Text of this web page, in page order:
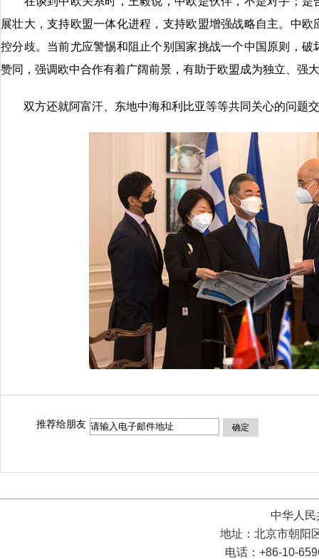
展壮大，支持欧盟一体化进程，支持欧盟增强战略自主。中
控分歧。当前尤应警惕和阻止个别国家挑战一个中国原则，
赞同，强调欧中合作有着广阔前景，有助于欧盟成为独立、强
双方还就阿富汗、东地中海和利比亚等等共同关心的问题
推荐给朋友 确定
中华人
地址：北京市朝阳
电话：+86-10-